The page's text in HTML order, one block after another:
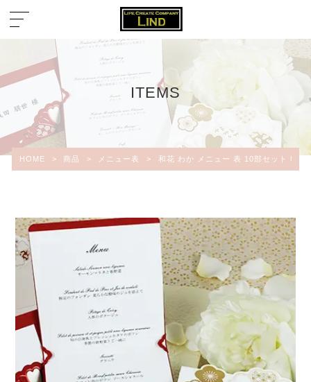
ITEMS
HOME > 商品 > メニュー表 > 和花 わか メニュー 表 10部セット 印刷